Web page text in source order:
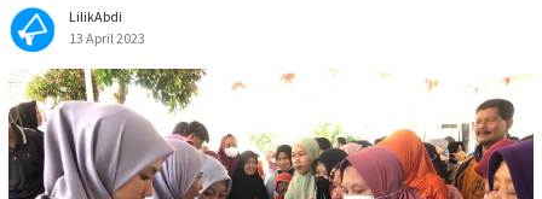
LilikAbdi
13 April 2023